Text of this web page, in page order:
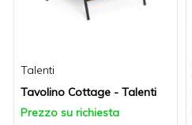
Talenti
Tavolino Cottage - Talenti
Prezzo su richiesta